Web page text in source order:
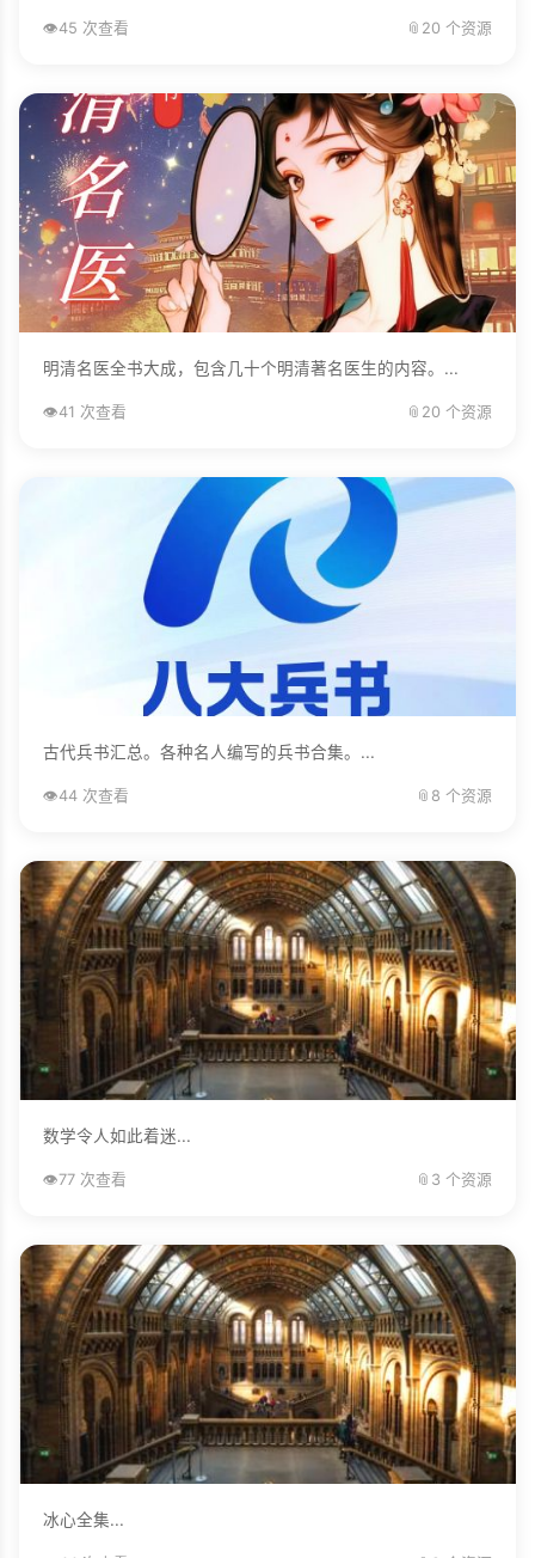
👁️45 次查看 📎 20 个资源
明清名医全书大成，包含几十个明清著名医生的内容。...
👁️41 次查看 📎 20 个资源
古代兵书汇总。各种名人编写的兵书合集。...
👁️44 次查看 📎 8 个资源
数学令人如此着迷...
👁️77 次查看 📎 3 个资源
冰心全集...